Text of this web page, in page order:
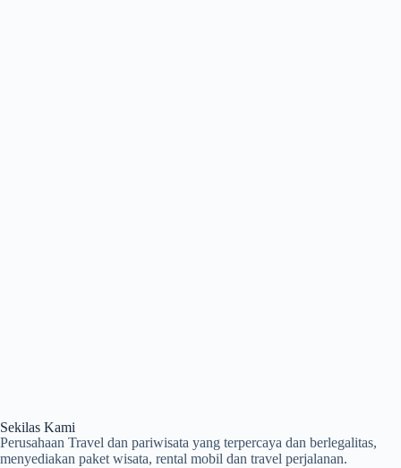
Sekilas Kami
Perusahaan Travel dan pariwisata yang terpercaya dan berlegalitas,
menyediakan paket wisata, rental mobil dan travel perjalanan.